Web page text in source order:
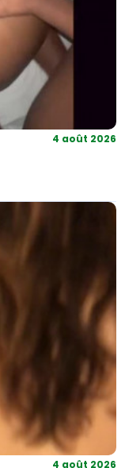
4 août 2026
4 août 2026